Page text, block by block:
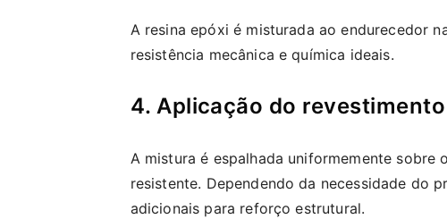
A resina epóxi é misturada ao endurecedor
resistência mecânica e química ideais.
4. Aplicação do
A mistura é espalhada uniformemente sobre
resistente. Dependendo da necessidade do
adicionais para reforço estrutural.